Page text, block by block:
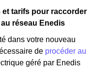
et tarifs pour raccorder
réseau Enedis
dans votre nouveau
de procéder au
géré par Enedis